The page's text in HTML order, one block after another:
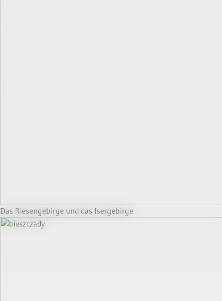
Das Riesengebirge und das Isergebirge